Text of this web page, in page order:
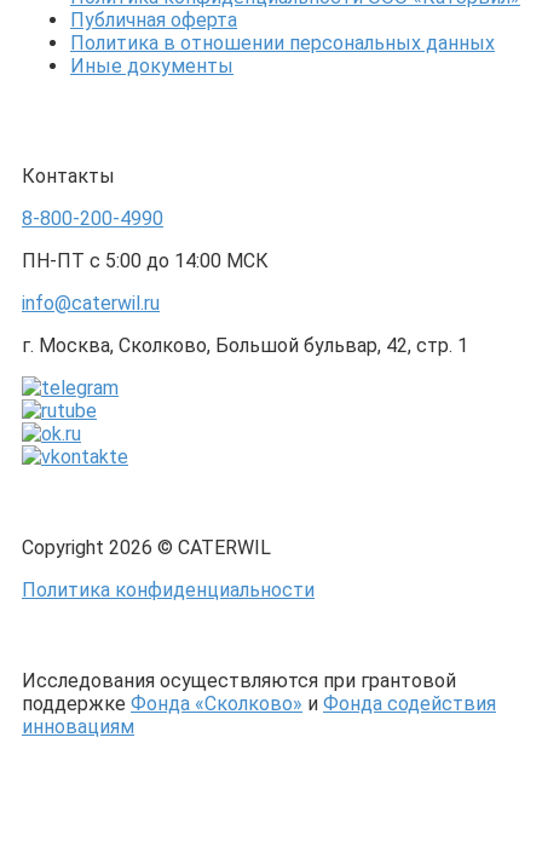
Публичная оферта
Политика в отношении персональных данных
Иные документы
Контакты
8-800-200-4990
ПН-ПТ с 5:00 до 14:00 МСК
info@caterwil.ru
г. Москва, Сколково, Большой бульвар, 42, стр. 1
Copyright 2026 © CATERWIL
Политика конфиденциальности
Исследования осуществляются при грантовой
поддержке Фонда «Сколково» и Фонда содействия
инновациям